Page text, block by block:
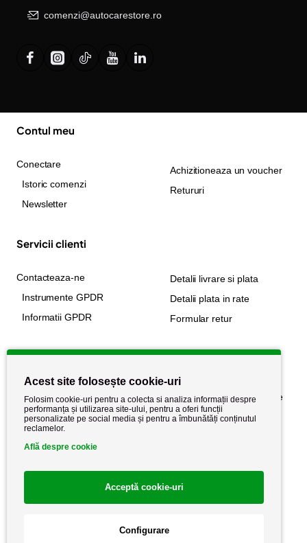
comenzi@autocarestore.ro
Contul meu
Conectare
Istoric comenzi
Newsletter
Achizitioneaza un voucher
Retururi
Servicii clienti
Contacteaza-ne
Instrumente GPDR
Informatii GPDR
Detalii livrare si plata
Detalii plata in rate
Formular retur
Despre noi
Stiri si noutati
Politica de confidențialitate
Politica de retur
Acest site folosește cookie-uri
Folosim cookie-uri pentru a colecta si analiza informații despre
performanța și utilizarea site-ului, pentru a oferi funcții
personalizate pe social media și pentru a îmbunătăți conținutul
reclamelor.
Află despre cookie
Acceptă cookie-uri
Configurare